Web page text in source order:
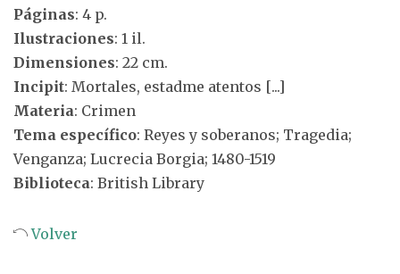
Páginas: 4 p.
Ilustraciones: 1 il.
Dimensiones: 22 cm.
Incipit: Mortales, estadme atentos [...]
Materia: Crimen
Tema específico: Reyes y soberanos; Tragedia;
Venganza; Lucrecia Borgia; 1480-1519
Biblioteca: British Library
Volver